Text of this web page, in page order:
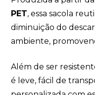
PET, essa sacola
diminuição do
ambiente,
Além de ser
é leve, fácil de